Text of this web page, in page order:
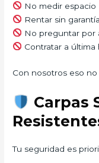
No medir espacio
Rentar sin garantía
No preguntar por
Contratar a última
Con nosotros eso no
Carpas
Tu seguridad es